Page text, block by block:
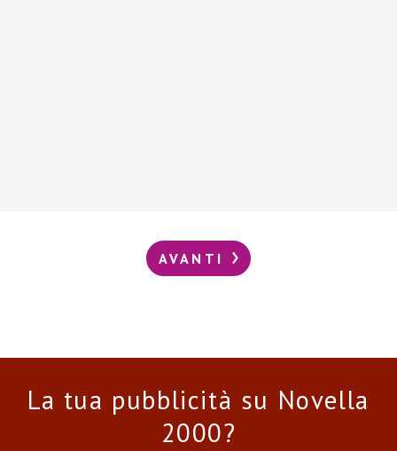
AVANTI
La tua pubblicità su Novella
2000?